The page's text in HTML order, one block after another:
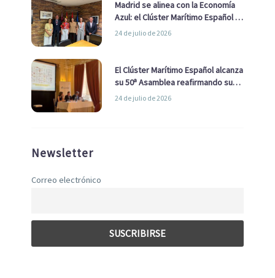
Madrid se alinea con la Economía
Azul: el Clúster Marítimo Español y
la Real Liga Naval avanzan alianzas
24 de julio de 2026
El Clúster Marítimo Español alcanza
su 50ª Asamblea reafirmando su
liderazgo en la Economía Azul
24 de julio de 2026
Newsletter
Correo electrónico